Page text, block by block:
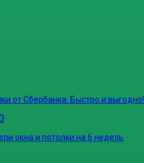
от Сбербанка: Быстро и выгодно!
окна и потолки на 6 недель